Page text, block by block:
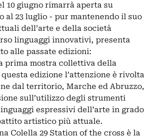
10 giugno rimarrà aperta su
al 23 luglio - pur mantenendo il suo
dell’arte e della società
linguaggi innovativi, presenta
alle passate edizioni:
prima mostra collettiva della
edizione l’attenzione è rivolta
dal territorio, Marche ed Abruzzo,
sull’utilizzo degli strumenti
espressivi dell’arte in grado
artistico più attuale.
Colella 29 Station of the cross è la